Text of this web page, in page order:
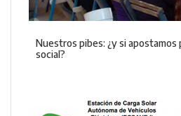
Nuestros pibes: ¿y si apostamos
social?